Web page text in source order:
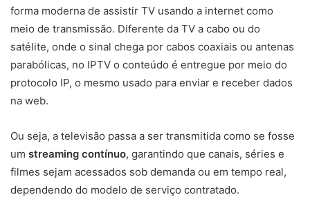
forma moderna de assistir TV usando a internet como
meio de transmissão. Diferente da TV a cabo ou do
satélite, onde o sinal chega por cabos coaxiais ou antenas
parabólicas, no IPTV o conteúdo é entregue por meio do
protocolo IP, o mesmo usado para enviar e receber dados
na web.
Ou seja, a televisão passa a ser transmitida como se fosse
um streaming contínuo, garantindo que canais, séries e
filmes sejam acessados sob demanda ou em tempo real,
dependendo do modelo de serviço contratado.